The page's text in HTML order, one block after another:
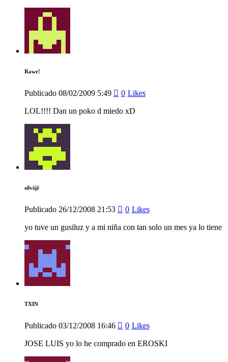
Rawr!
Publicado 08/02/2009 5:49 0 Likes
LOL!!!! Dan un poko d miedo xD
silvi@
Publicado 26/12/2008 21:53 0 Likes
yo tuve un gusiluz y a mi niña con tan solo un mes ya lo tiene
TXIN
Publicado 03/12/2008 16:46 0 Likes
JOSE LUIS yo lo he comprado en EROSKI